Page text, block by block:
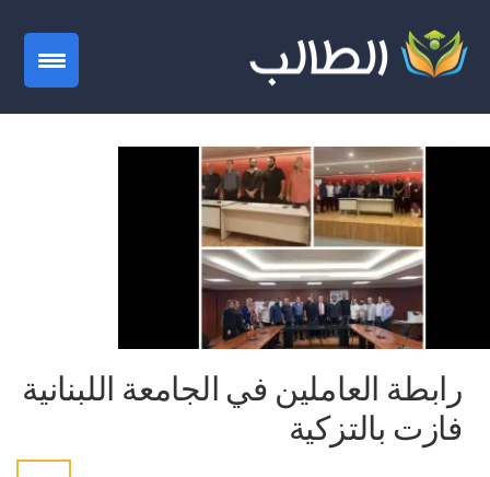
رابطة العاملين في الجامعة اللبنانية
فازت بالتزكية